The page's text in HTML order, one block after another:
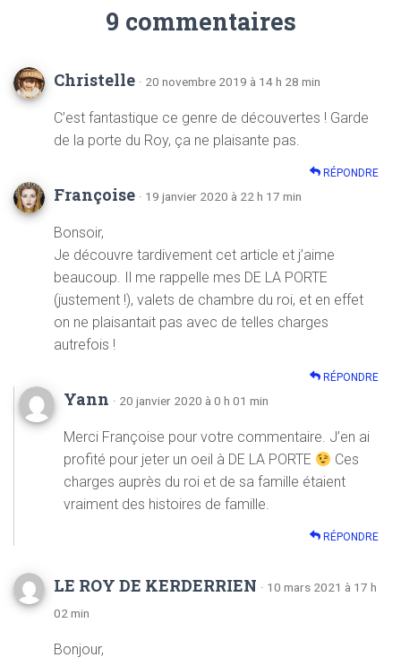
9 commentaires
Christelle · 20 novembre 2019 à 14 h 28 min
C’est fantastique ce genre de découvertes ! Garde
de la porte du Roy, ça ne plaisante pas.
RÉPONDRE
Françoise · 19 janvier 2020 à 22 h 17 min
Bonsoir,
Je découvre tardivement cet article et j’aime
beaucoup. Il me rappelle mes DE LA PORTE
(justement !), valets de chambre du roi, et en effet
on ne plaisantait pas avec de telles charges
autrefois !
RÉPONDRE
Yann · 20 janvier 2020 à 0 h 01 min
Merci Françoise pour votre commentaire. J’en ai
profité pour jeter un oeil à DE LA PORTE
Ces
charges auprès du roi et de sa famille étaient
vraiment des histoires de famille.
RÉPONDRE
LE ROY DE KERDERRIEN · 10 mars 2021 à 17 h
02 min
Bonjour,